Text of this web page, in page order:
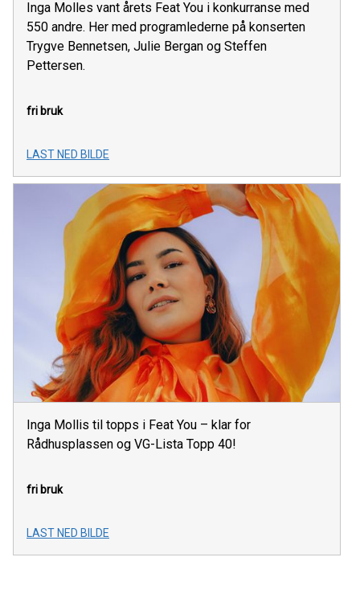
Inga Molles vant årets Feat You i konkurranse med
550 andre. Her med programlederne på konserten
Trygve Bennetsen, Julie Bergan og Steffen
Pettersen.
fri bruk
LAST NED BILDE
Inga Mollis til topps i Feat You – klar for
Rådhusplassen og VG-Lista Topp 40!
fri bruk
LAST NED BILDE